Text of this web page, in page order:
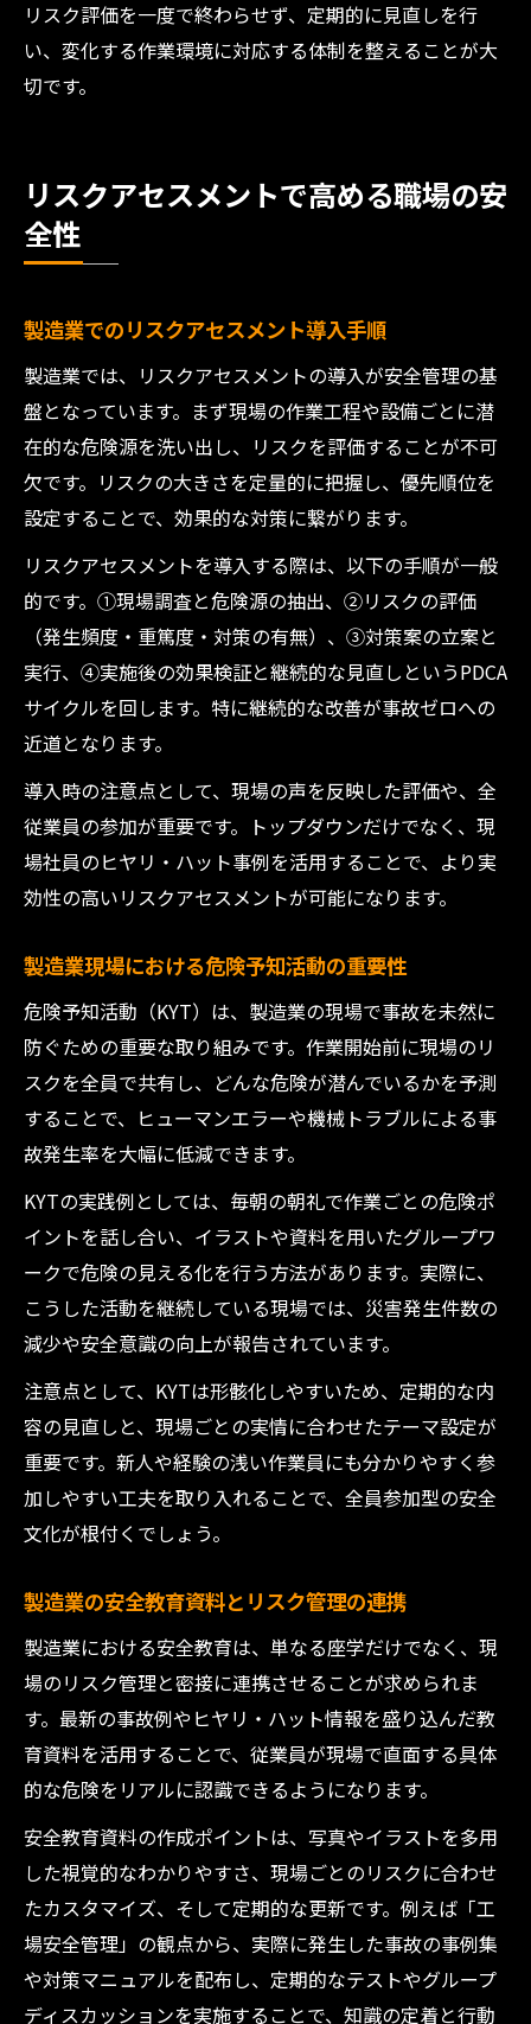
リスク評価を一度で終わらせず、定期的に見直しを行
い、変化する作業環境に対応する体制を整えることが大
切です。
リスクアセスメントで高める職場の安
全性
製造業でのリスクアセスメント導入手順
製造業では、リスクアセスメントの導入が安全管理の基
盤となっています。まず現場の作業工程や設備ごとに潜
在的な危険源を洗い出し、リスクを評価することが不可
欠です。リスクの大きさを定量的に把握し、優先順位を
設定することで、効果的な対策に繋がります。
リスクアセスメントを導入する際は、以下の手順が一般
的です。①現場調査と危険源の抽出、②リスクの評価
（発生頻度・重篤度・対策の有無）、③対策案の立案と
実行、④実施後の効果検証と継続的な見直しというPDCA
サイクルを回します。特に継続的な改善が事故ゼロへの
近道となります。
導入時の注意点として、現場の声を反映した評価や、全
従業員の参加が重要です。トップダウンだけでなく、現
場社員のヒヤリ・ハット事例を活用することで、より実
効性の高いリスクアセスメントが可能になります。
製造業現場における危険予知活動の重要性
危険予知活動（KYT）は、製造業の現場で事故を未然に
防ぐための重要な取り組みです。作業開始前に現場のリ
スクを全員で共有し、どんな危険が潜んでいるかを予測
することで、ヒューマンエラーや機械トラブルによる事
故発生率を大幅に低減できます。
KYTの実践例としては、毎朝の朝礼で作業ごとの危険ポ
イントを話し合い、イラストや資料を用いたグループワ
ークで危険の見える化を行う方法があります。実際に、
こうした活動を継続している現場では、災害発生件数の
減少や安全意識の向上が報告されています。
注意点として、KYTは形骸化しやすいため、定期的な内
容の見直しと、現場ごとの実情に合わせたテーマ設定が
重要です。新人や経験の浅い作業員にも分かりやすく参
加しやすい工夫を取り入れることで、全員参加型の安全
文化が根付くでしょう。
製造業の安全教育資料とリスク管理の連携
製造業における安全教育は、単なる座学だけでなく、現
場のリスク管理と密接に連携させることが求められま
す。最新の事故例やヒヤリ・ハット情報を盛り込んだ教
育資料を活用することで、従業員が現場で直面する具体
的な危険をリアルに認識できるようになります。
安全教育資料の作成ポイントは、写真やイラストを多用
した視覚的なわかりやすさ、現場ごとのリスクに合わせ
たカスタマイズ、そして定期的な更新です。例えば「工
場安全管理」の観点から、実際に発生した事故の事例集
や対策マニュアルを配布し、定期的なテストやグループ
ディスカッションを実施することで、知識の定着と行動